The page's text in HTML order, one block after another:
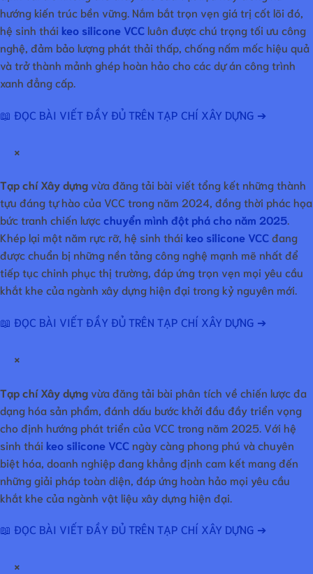
hướng kiến trúc bền vững. Nắm bắt trọn vẹn giá trị cốt lõi đó,
hệ sinh thái keo silicone VCC luôn được chú trọng tối ưu công
nghệ, đảm bảo lượng phát thải thấp, chống nấm mốc hiệu quả
và trở thành mảnh ghép hoàn hảo cho các dự án công trình
xanh đẳng cấp.
📖 ĐỌC BÀI VIẾT ĐẦY ĐỦ TRÊN TẠP CHÍ XÂY DỰNG ➔
×
Tạp chí Xây dựngvừa đăng tải bài viết tổng kết những thành
tựu đáng tự hào của VCC trong năm 2024, đồng thời phác họa
bức tranh chiến lượcchuyển mình đột phá cho năm 2025.
Khép lại một năm rực rỡ, hệ sinh thái keo silicone VCCđang
được chuẩn bị những nền tảng công nghệ mạnh mẽ nhất để
tiếp tục chinh phục thị trường, đáp ứng trọn vẹn mọi yêu cầu
khắt khe của ngành xây dựng hiện đại trong kỷ nguyên mới.
📖 ĐỌC BÀI VIẾT ĐẦY ĐỦ TRÊN TẠP CHÍ XÂY DỰNG ➔
×
Tạp chí Xây dựngvừa đăng tải bài phân tích về chiến lược đa
dạng hóa sản phẩm, đánh dấu bước khởi đầu đầy triển vọng
cho định hướng phát triển của VCC trong năm 2025. Với hệ
sinh thái keo silicone VCC ngày càng phong phú và chuyên
biệt hóa, doanh nghiệp đang khẳng định cam kết mang đến
những giải pháp toàn diện, đáp ứng hoàn hảo mọi yêu cầu
khắt khe của ngành vật liệu xây dựng hiện đại.
📖 ĐỌC BÀI VIẾT ĐẦY ĐỦ TRÊN TẠP CHÍ XÂY DỰNG ➔
×